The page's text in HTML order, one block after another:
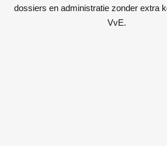
dossiers en administratie zonder extra
VvE.